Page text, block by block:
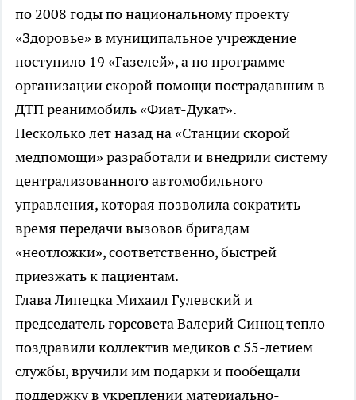
по 2008 годы по национальному проекту
«Здоровье» в муниципальное учреждение
поступило 19 «Газелей», а по программе
организации скорой помощи пострадавшим в
ДТП реанимобиль «Фиат-Дукат».
Несколько лет назад на «Станции скорой
медпомощи» разработали и внедрили систему
централизованного автомобильного
управления, которая позволила сократить
время передачи вызовов бригадам
«неотложки», соответственно, быстрей
приезжать к пациентам.
Глава Липецка Михаил Гулевский и
председатель горсовета Валерий Синюц тепло
поздравили коллектив медиков с 55-летием
службы, вручили им подарки и пообещали
поддержку в укреплении материально-